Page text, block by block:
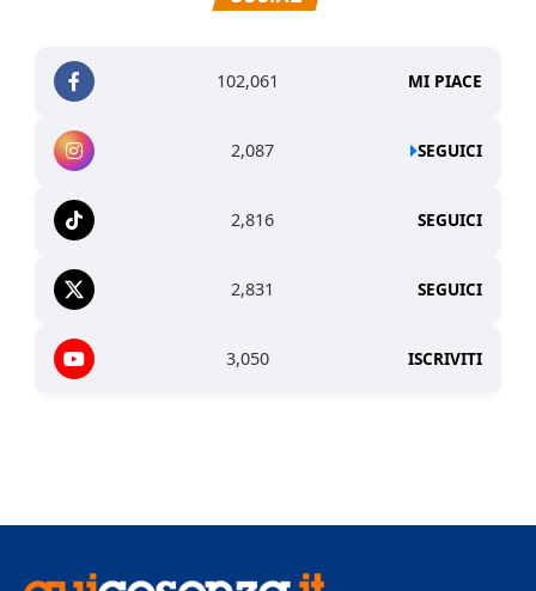
102,061 MI PIACE
2,087 SEGUICI
2,816 SEGUICI
2,831 SEGUICI
3,050 ISCRIVITI